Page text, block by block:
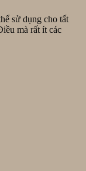
sử dụng cho tất
mà rất ít các